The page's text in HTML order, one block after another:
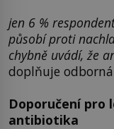
jen 6 %
působí proti
chybně uvádí, že
doplňuje
Doporučení pro
antibiotika